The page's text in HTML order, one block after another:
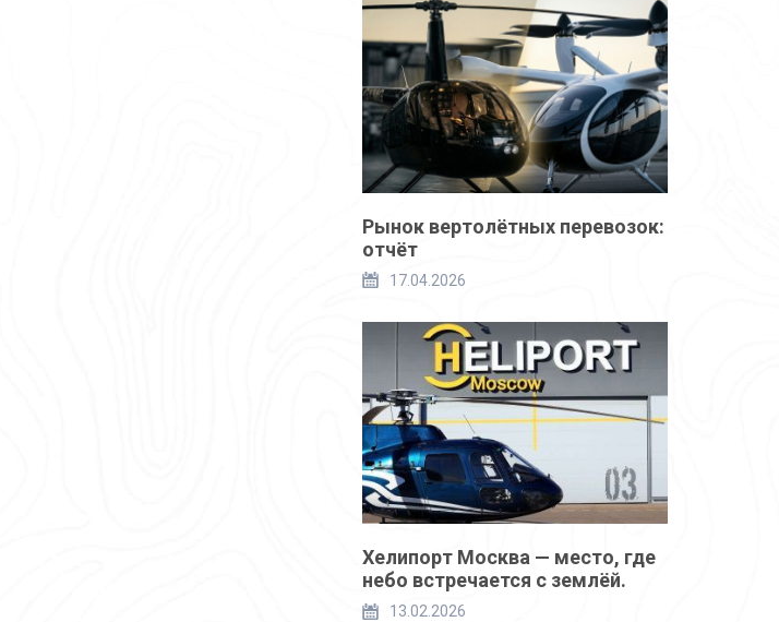
Рынок вертолётных перевозок:
отчёт
17.04.2026
Хелипорт Москва — место, где
небо встречается с землёй.
13.02.2026